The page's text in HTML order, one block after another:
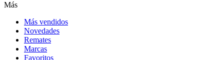
Más
Más vendidos
Novedades
Remates
Marcas
Favoritos